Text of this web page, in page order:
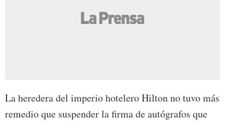
La heredera del imperio hotelero Hilton no tuvo más
remedio que suspender la firma de autógrafos que